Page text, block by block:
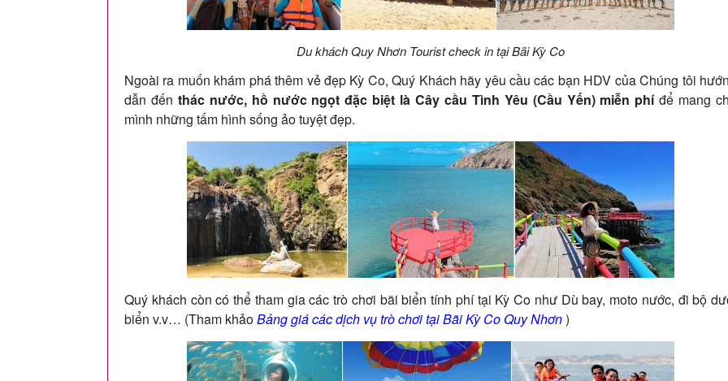
Du khách Quy Nhơn Tourist check in tại Bãi Kỳ Co
Ngoài ra muốn khám phá thêm vẻ đẹp Kỳ Co, Quý Khách hãy yêu cầu các bạn HDV của Chúng tôi
dẫn đến thác nước, hồ nước ngọt đặc biệt là Cây cầu Tình Yêu (Cầu Yến) miễn phíđể mang
mình những tấm hình sống ảo tuyệt đẹp.
Quý khách còn có thể tham gia các trò chơi bãi biển tính phí tại Kỳ Co như Dù bay, moto nước, đi bộ
biển v.v… (Tham khảoBảng giá các dịch vụ trò chơi tại Bãi Kỳ Co Quy Nhơn)